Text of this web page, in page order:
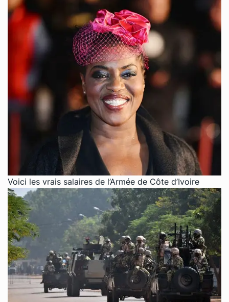
Voici les vrais salaires de l’Armée de Côte d’Ivoire